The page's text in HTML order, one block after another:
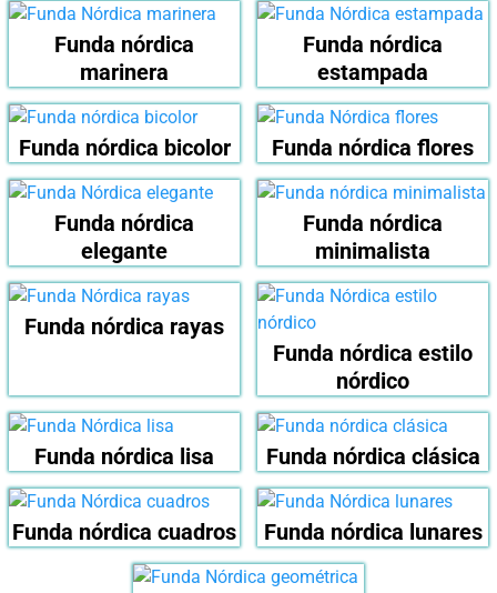
Funda nórdica
marinera
Funda nórdica
estampada
Funda nórdica bicolor Funda nórdica flores
Funda nórdica
elegante
Funda nórdica
minimalista
Funda nórdica rayas
Funda nórdica estilo
nórdico
Funda nórdica lisa Funda nórdica clásica
Funda nórdica cuadros Funda nórdica lunares